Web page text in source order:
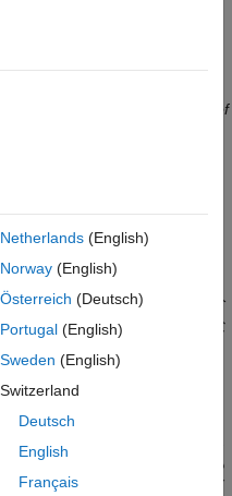
apart from following cases:
the same type as return type of
a variable has the same type
(3) to declare parameters
syntax.
すると、変数の型はコンパイラ
読む開発者は、型の推定が自分
があります。型の推定に必要な
指定子の使用を許可します。
関数の戻り値の型を変更しても
せん。たとえば、以下のコード
Netherlands(English)
Norway(English)
Österreich (Deutsch)
Portugal(English)
Sweden (English)
Switzerland
Deutsch
English
Français